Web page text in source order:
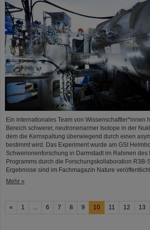
Ein internationales Team von Wissenschaftler*innen
Bereich schwerer, neutronenarmer Isotope in der
dem die Kernspaltung überwiegend durch einen
bestimmt wird. Das Experiment wurde am GSI
Schwerionenforschung in Darmstadt im Rahmen des
Programms durch die Forschungskollaboration R3B-
Ergebnisse sind im Fachmagazin Nature
Mehr »
« 1 ... 6 7 8 9 10 11 12 13